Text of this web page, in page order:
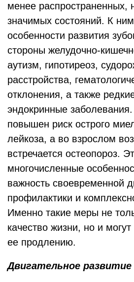
менее распространенных,
значимых состояний. К
особенности развития
стороны желудочно-
аутизм, гипотиреоз,
расстройства,
отклонения, а также
эндокринные
повышен риск острого
лейкоза, а во взрослом
встречается остеопороз.
многочисленные
важность своевременной
профилактики и
Именно такие меры не
качество жизни, но и могут
ее продлению.
Двигательное развитие